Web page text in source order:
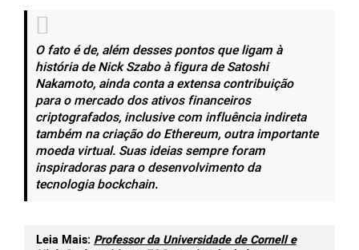
O fato é de, além desses pontos que ligam à
história de Nick Szabo à figura de Satoshi
Nakamoto, ainda conta a extensa contribuição
para o mercado dos ativos financeiros
criptografados, inclusive com influência indireta
também na criação do Ethereum, outra importante
moeda virtual. Suas ideias sempre foram
inspiradoras para o desenvolvimento da
tecnologia bockchain.
Leia Mais: Professor da Universidade de Cornell e